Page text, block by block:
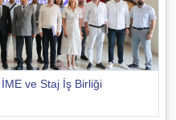
ve Staj İş Birliği